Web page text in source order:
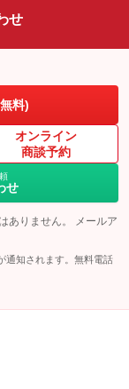
せ
料)
オンライン
商談予約
せ
ありません。 メールア
通知されます。無料電話